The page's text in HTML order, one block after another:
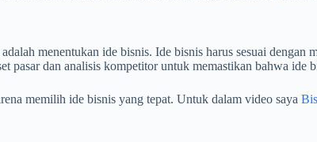
menentukan ide bisnis. Ide bisnis harus sesuai dengan
pasar dan analisis kompetitor untuk memastikan bahwa ide
memilih ide bisnis yang tepat. Untuk dalam video saya